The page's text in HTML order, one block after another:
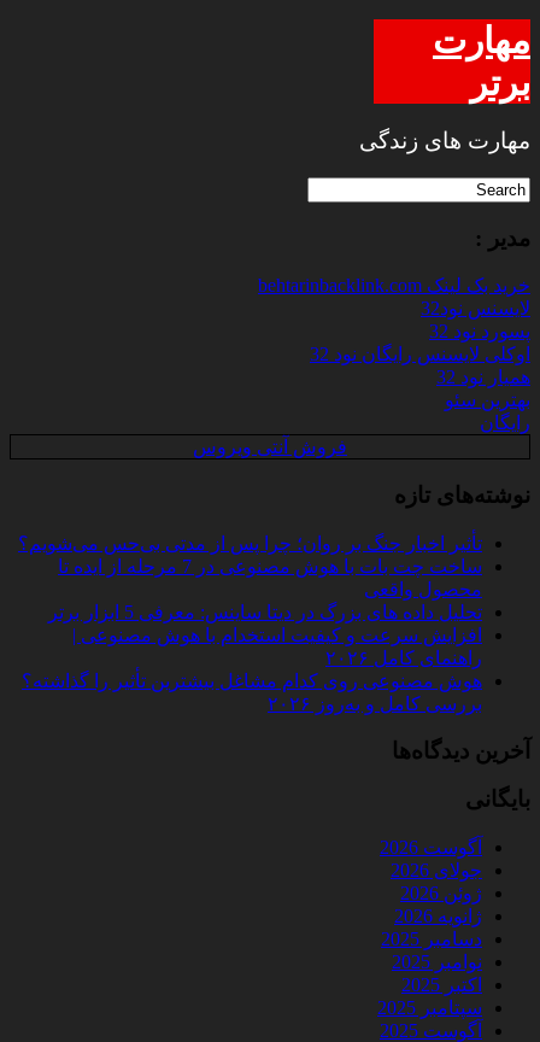
مهارت
برتر
مهارت های زندگی
مدیر :
خرید بک لینک behtarinbacklink.com
لایسنس نود32
پسورد نود 32
اوکلی لایسنس رایگان نود 32
همیار نود 32
بهترین سئو
رایگان
فروش آنتی ویروس
نوشته‌های تازه
تأثیر اخبار جنگ بر روان؛ چرا پس از مدتی بی‌حس می‌شویم؟
ساخت چت‌ بات با هوش مصنوعی در 7 مرحله از ایده تا
محصول واقعی
تحلیل داده‌ های بزرگ در دیتا ساینس: معرفی 5 ابزار برتر
افزایش سرعت و کیفیت استخدام با هوش مصنوعی |
راهنمای کامل ۲۰۲۶
هوش مصنوعی روی کدام مشاغل بیشترین تأثیر را گذاشته؟
بررسی کامل و به‌روز ۲۰۲۶
آخرین دیدگاه‌ها
بایگانی
آگوست 2026
جولای 2026
ژوئن 2026
ژانویه 2026
دسامبر 2025
نوامبر 2025
اکتبر 2025
سپتامبر 2025
آگوست 2025